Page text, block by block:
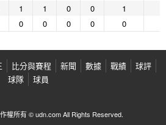
1 1 0 0 1
0 0 0 0 0
比分與賽程 新聞 數據 戰績
球評
球隊
球員
權所有 © udn.com All Rights Reserved.